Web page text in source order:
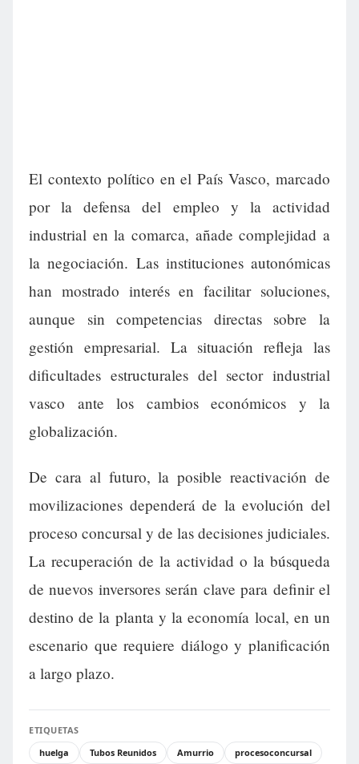
El contexto político en el País Vasco, marcado
por la defensa del empleo y la actividad
industrial en la comarca, añade complejidad a
la negociación. Las instituciones autonómicas
han mostrado interés en facilitar soluciones,
aunque sin competencias directas sobre la
gestión empresarial. La situación refleja las
dificultades estructurales del sector industrial
vasco ante los cambios económicos y la
globalización.
De cara al futuro, la posible reactivación de
movilizaciones dependerá de la evolución del
proceso concursal y de las decisiones judiciales.
La recuperación de la actividad o la búsqueda
de nuevos inversores serán clave para definir el
destino de la planta y la economía local, en un
escenario que requiere diálogo y planificación
a largo plazo.
ETIQUETAS
huelga
Tubos Reunidos Amurrio
procesoconcursal